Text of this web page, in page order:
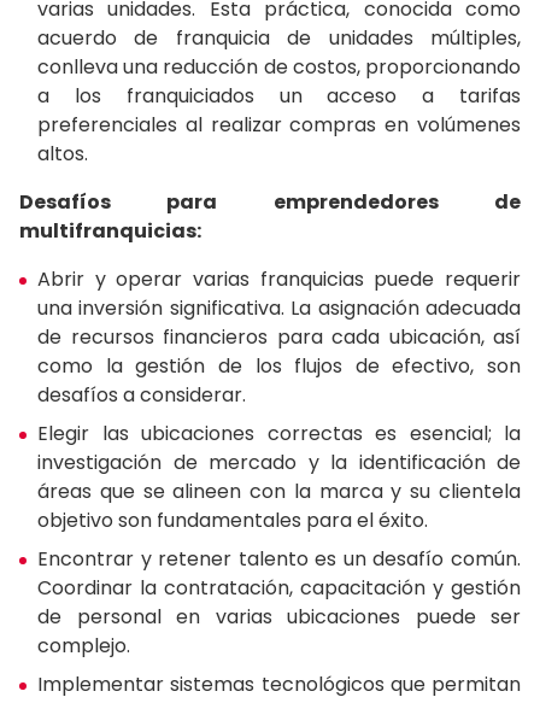
varias unidades. Esta práctica, conocida como
acuerdo de franquicia de unidades múltiples,
conlleva una reducción de costos, proporcionando
a los franquiciados un acceso a tarifas
preferenciales al realizar compras en volúmenes
altos.
Desafíos para emprendedores de
multifranquicias:
Abrir y operar varias franquicias puede requerir
una inversión significativa. La asignación adecuada
de recursos financieros para cada ubicación, así
como la gestión de los flujos de efectivo, son
desafíos a considerar.
Elegir las ubicaciones correctas es esencial; la
investigación de mercado y la identificación de
áreas que se alineen con la marca y su clientela
objetivo son fundamentales para el éxito.
Encontrar y retener talento es un desafío común.
Coordinar la contratación, capacitación y gestión
de personal en varias ubicaciones puede ser
complejo.
Implementar sistemas tecnológicos que permitan